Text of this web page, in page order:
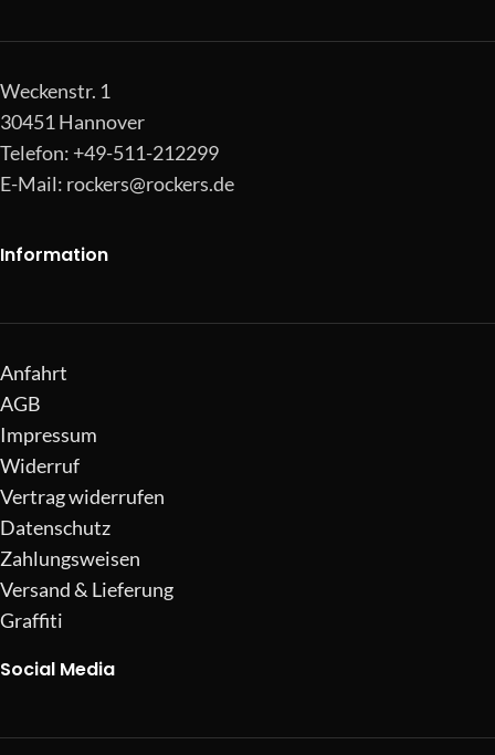
Weckenstr. 1
30451 Hannover
Telefon: +49-511-212299
E-Mail: rockers@rockers.de
Information
Anfahrt
AGB
Impressum
Widerruf
Vertrag widerrufen
Datenschutz
Zahlungsweisen
Versand & Lieferung
Graffiti
Social Media